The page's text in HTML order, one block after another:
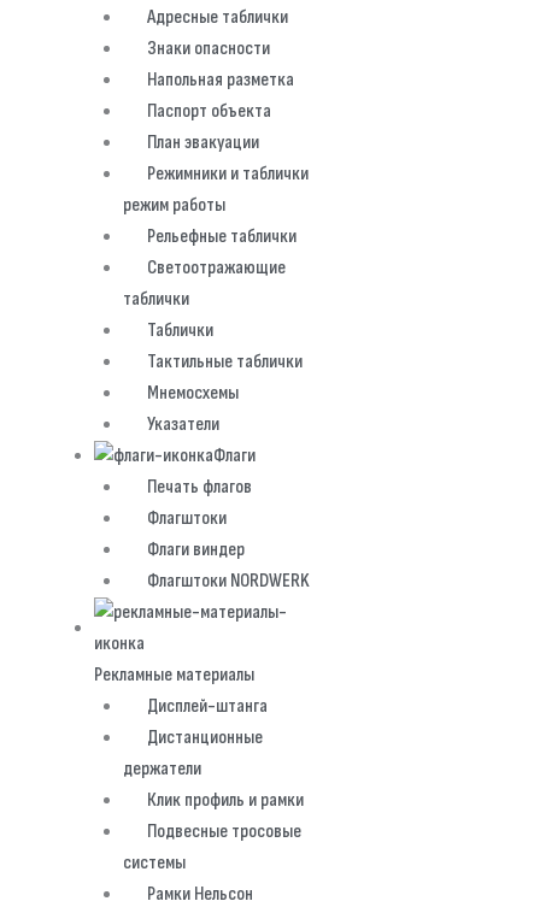
Адресные таблички
Знаки опасности
Напольная разметка
Паспорт объекта
План эвакуации
Режимники и таблички
режим работы
Рельефные таблички
Светоотражающие
таблички
Таблички
Тактильные таблички
Мнемосхемы
Указатели
Флаги
Печать флагов
Флагштоки
Флаги виндер
Флагштоки NORDWERK
Рекламные материалы
Дисплей-штанга
Дистанционные
держатели
Клик профиль и рамки
Подвесные тросовые
системы
Рамки Нельсон